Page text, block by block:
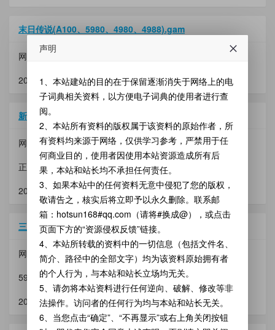
末日传说(A100、5980、4980、4988).gam
网盘： mfy2008
2026-02-11 09:35:18，976 KB，59 次访问
新仙剑奇侠传4988_4980_5980_A100.zip
网盘：wsw123456，路径：BBK A系列
正式版
2026-02-01 16:02:14，413.41 KB，343 次访问
三国霸业.rar
网盘：zhangzhen，路径：BBK电子词典
5980、6980、5988、A4、9388、9588、9688
2026-01-11 13:56:25，1.04 MB，651 次访问
声明
1、本站建站的目的在于保留逐渐消失于网络上的电
子词典相关资料，以方便电子词典的使用者进行查
阅。
2、本站所有资料的版权属于该资料的原始作者，所
有资料均来源于网络，仅供学习参考，严禁用于任
何商业目的，使用者因使用本站资源造成所有后
果，本站和站长均不承担任何责任。
3、如果本站中的任何资料无意中侵犯了您的版权，
敬请告之，核实后将立即予以永久删除。联系邮
箱：hotsun168#qq.com（请将#换成@），或点击
页面下方的“资源侵权反馈”链接。
4、本站所转载的资料中的一切信息（包括文件名、
简介、路径中的全部文字）均为该资料原始拥有者
的个人行为，与本站和站长立场均无关。
5、请勿将本站资料进行任何逆向、破解、修改等非
法操作。访问者的任何行为均与本站和站长无关。
6、当您点击“确定”、“不再显示”或右上角关闭按钮